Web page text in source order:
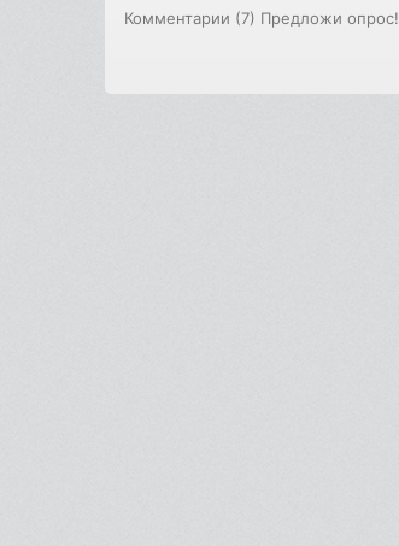
Комментарии (7) Предложи опрос!